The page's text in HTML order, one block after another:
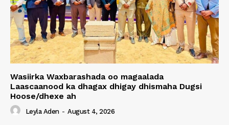
Wasiirka Waxbarashada oo magaalada
Laascaanood ka dhagax dhigay dhismaha Dugsi
Hoose/dhexe ah
Leyla Aden - August 4, 2026